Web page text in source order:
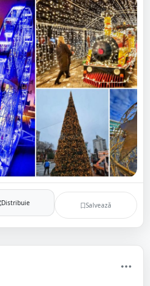
Distribuie Salvează